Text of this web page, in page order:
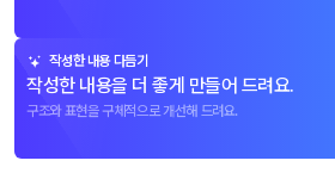
작성한 내용 다듬기
작성한 내용을 더 좋게 만들어 드려요.
구조와 표현을 구체적으로 개선해 드려요.